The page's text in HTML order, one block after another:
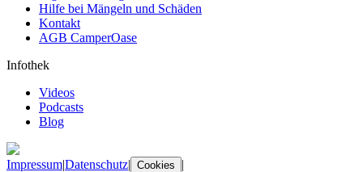
Hilfe bei Mängeln und Schäden
Kontakt
AGB CamperOase
Infothek
Videos
Podcasts
Blog
Impressum|Datenschutz| Cookies |